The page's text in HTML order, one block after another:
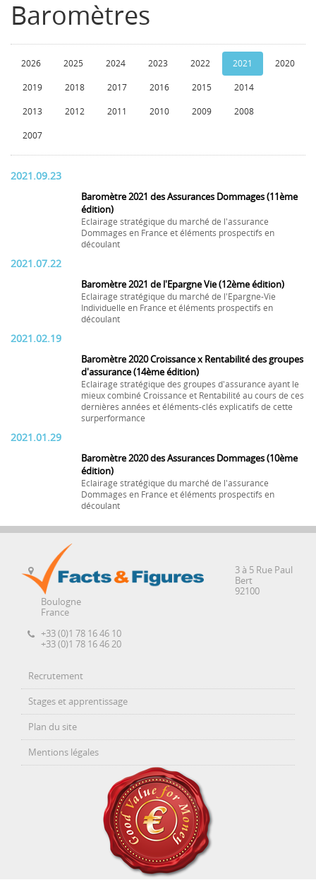
Baromètres
2026 2025 2024 2023 2022 2021 2020
2019 2018 2017 2016 2015 2014
2013 2012 2011 2010 2009 2008
2007
2021.09.23
Baromètre 2021 des Assurances Dommages (11ème
édition)
Eclairage stratégique du marché de l'assurance
Dommages en France et éléments prospectifs en
découlant
2021.07.22
Baromètre 2021 de l'Epargne Vie (12ème édition)
Eclairage stratégique du marché de l'Epargne-Vie
Individuelle en France et éléments prospectifs en
découlant
2021.02.19
Baromètre 2020 Croissance x Rentabilité des groupes
d'assurance (14ème édition)
Eclairage stratégique des groupes d'assurance ayant le
mieux combiné Croissance et Rentabilité au cours de ces
dernières années et éléments-clés explicatifs de cette
surperformance
2021.01.29
Baromètre 2020 des Assurances Dommages (10ème
édition)
Eclairage stratégique du marché de l'assurance
Dommages en France et éléments prospectifs en
découlant
3 à 5 Rue Paul
Bert
92100
Boulogne
France
+33 (0)1 78 16 46 10
+33 (0)1 78 16 46 20
Recrutement
Stages et apprentissage
Plan du site
Mentions légales